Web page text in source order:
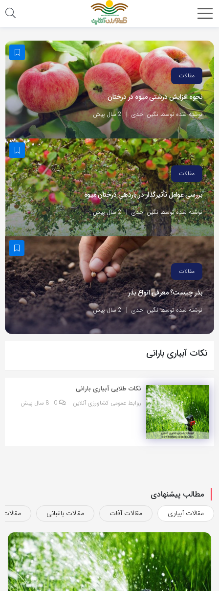
مقالات
نحوه افزایش درشتی میوه در درختان
نوشته شده توسط نگین احدی 2 سال پیش
مقالات
بررسی عوامل تأثیرگذار در باردهی درختان میوه
نوشته شده توسط نگین احدی 2 سال پیش
مقالات
بذر چیست؟ معرفی انواع بذر
نوشته شده توسط نگین احدی 2 سال پیش
نکات آبیاری بارانی
نکات طلایی آبیاری بارانی
روابط عمومی کشاورزی آنلاین 0 8 سال پیش
مطالب پیشنهادی
مقالات آبیاری مقالات آفات مقالات باغبانی مقالات